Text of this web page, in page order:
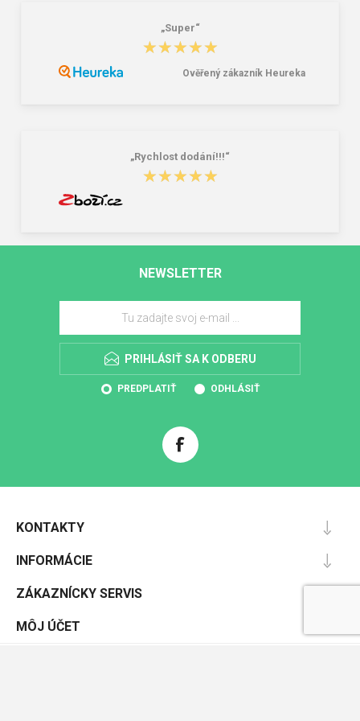
„Super“
★★★★★
★★★★★
Ověřený zákazník Heureka
„Rychlost dodání!!!“
★★★★★
★★★★★
NEWSLETTER
PRIHLÁSIŤ SA K ODBERU
PREDPLATIŤ ODHLÁSIŤ
KONTAKTY
INFORMÁCIE
ZÁKAZNÍCKY SERVIS
MÔJ ÚČET